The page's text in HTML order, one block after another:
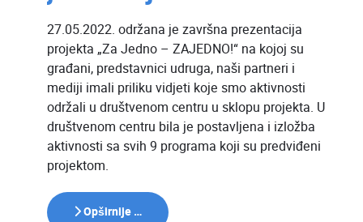
27.05.2022. održana je završna prezentacija
projekta „Za Jedno – ZAJEDNO!“ na kojoj su
građani, predstavnici udruga, naši partneri i
mediji imali priliku vidjeti koje smo aktivnosti
održali u društvenom centru u sklopu projekta. U
društvenom centru bila je postavljena i izložba
aktivnosti sa svih 9 programa koji su predviđeni
projektom.
Opširnije …